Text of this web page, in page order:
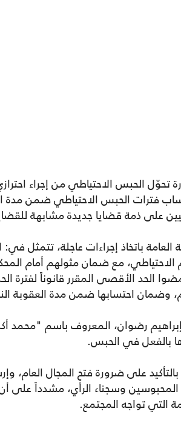
تحوّل الحبس الاحتياطي من إجراء
فترات الحبس الاحتياطي ضمن مدة
على ذمة قضايا جديدة مشابهة
باتخاذ إجراءات عاجلة، تتمثل في:
مع ضمان مثولهم أمام
الحد الأقصى المقرر قانوناً لفترة
وضمان احتسابها ضمن مدة العقوبة
رضوان، المعروف باسم "محمد
بالفعل في الحبس.
على ضرورة فتح المجال العام،
المحبوسين وسجناء الرأي، مشدداً على
التي تواجه المجتمع.